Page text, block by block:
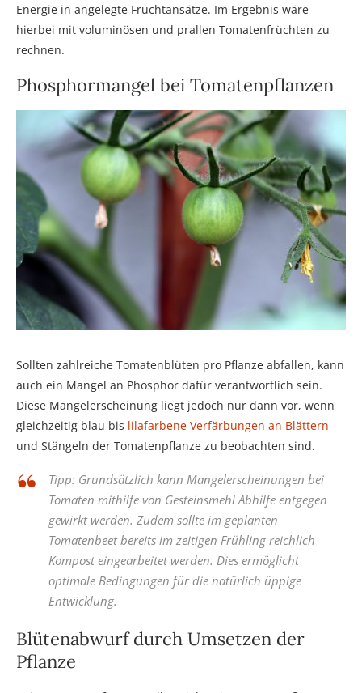
Energie in angelegte Fruchtansätze. Im Ergebnis wäre
hierbei mit voluminösen und prallen Tomatenfrüchten zu
rechnen.
Phosphormangel bei Tomatenpflanzen
Sollten zahlreiche Tomatenblüten pro Pflanze abfallen, kann
auch ein Mangel an Phosphor dafür verantwortlich sein.
Diese Mangelerscheinung liegt jedoch nur dann vor, wenn
gleichzeitig blau bis lilafarbene Verfärbungen an Blättern
und Stängeln der Tomatenpflanze zu beobachten sind.
Tipp: Grundsätzlich kann Mangelerscheinungen bei
Tomaten mithilfe von Gesteinsmehl Abhilfe entgegen
gewirkt werden. Zudem sollte im geplanten
Tomatenbeet bereits im zeitigen Frühling reichlich
Kompost eingearbeitet werden. Dies ermöglicht
optimale Bedingungen für die natürlich üppige
Entwicklung.
Blütenabwurf durch Umsetzen der
Pflanze